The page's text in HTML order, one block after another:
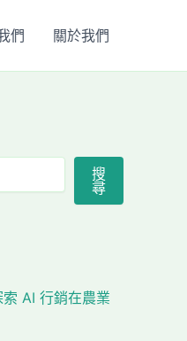
們 關於我們
搜
尋
AI 行銷在農業